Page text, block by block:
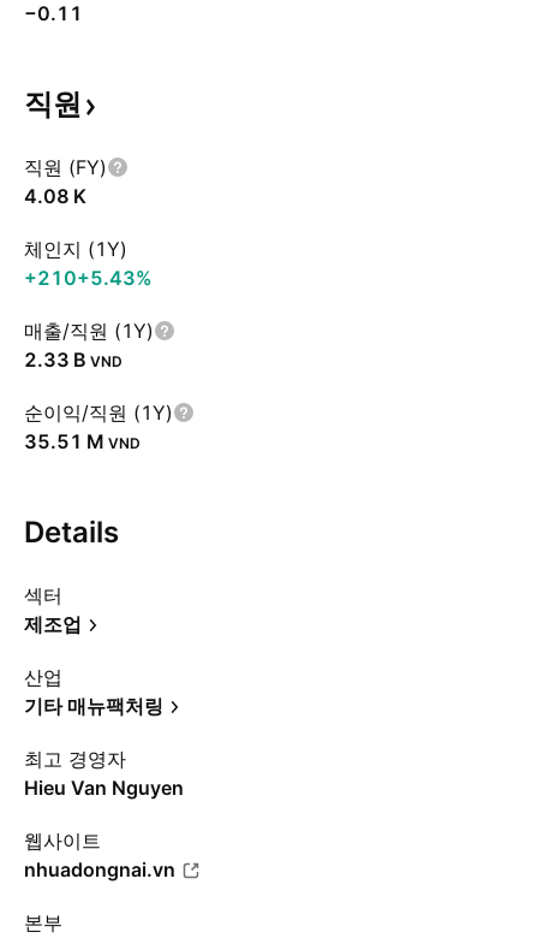
−0.11
직원
직원 (FY)
‪4.08 K‬
체인지 (1Y)
+210+5.43%
매출/직원 (1Y)
‪2.33 B‬ VND
순이익/직원 (1Y)
‪35.51 M‬ VND
Details
섹터
제조업
산업
기타 매뉴팩처링
최고 경영자
Hieu Van Nguyen
웹사이트
nhuadongnai.vn
본부